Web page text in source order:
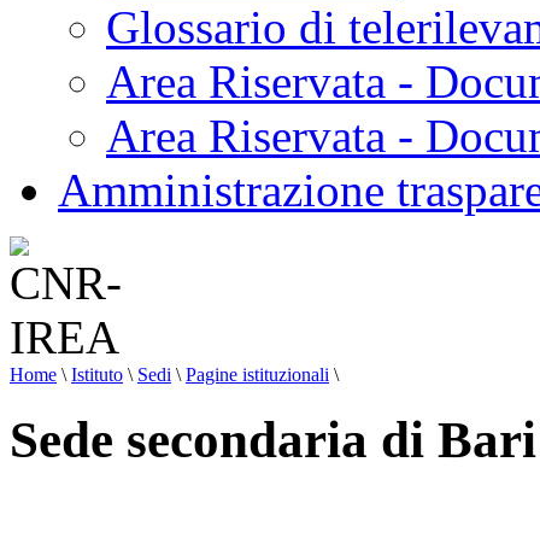
Glossario di
Area Riservata -
Area Riservata -
Amministrazione
Home \ Istituto \ Sedi \ Pagine istituzionali \
Sede secondaria di Bari